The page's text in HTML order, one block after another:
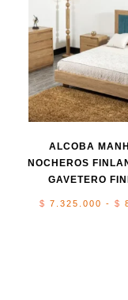
ALCOBA
NOCHEROS
GAVETERO
$ 7.325.000 - $